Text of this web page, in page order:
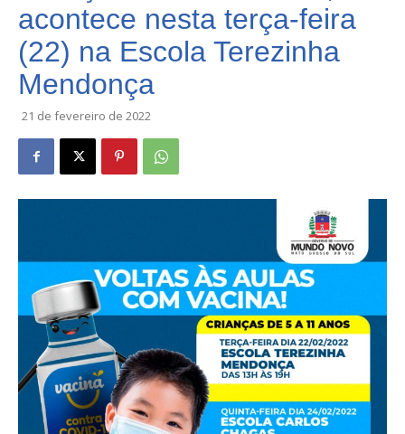
acontece nesta terça-feira
(22) na Escola Terezinha
Mendonça
21 de fevereiro de 2022